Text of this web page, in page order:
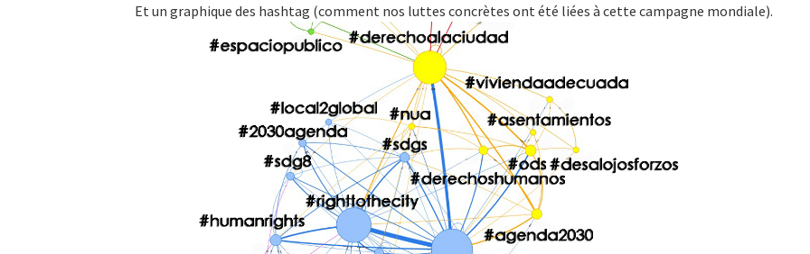
Et un graphique des hashtag (comment nos luttes concrètes ont été liées à cette campagne mondiale).